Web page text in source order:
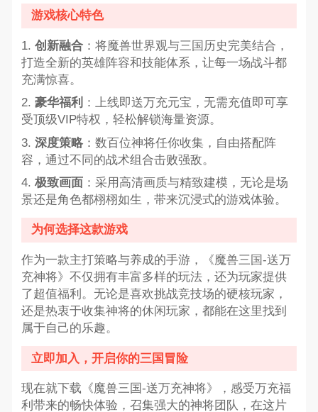
游戏核心特色
1. 创新融合：将魔兽世界观与三国历史完美结合，
打造全新的英雄阵容和技能体系，让每一场战斗都
充满惊喜。
2. 豪华福利 ：上线即送万充元宝，无需充值即可享
受顶级VIP特权，轻松解锁海量资源。
3. 深度策略：数百位神将任你收集，自由搭配阵
容，通过不同的战术组合击败强敌。
4. 极致画面：采用高清画质与精致建模，无论是场
景还是角色都栩栩如生，带来沉浸式的游戏体验。
为何选择这款游戏
作为一款主打策略与养成的手游，《魔兽三国-送万
充神将》不仅拥有丰富多样的玩法，还为玩家提供
了超值福利。无论是喜欢挑战竞技场的硬核玩家，
还是热衷于收集神将的休闲玩家，都能在这里找到
属于自己的乐趣。
立即加入，开启你的三国冒险
现在就下载《魔兽三国-送万充神将》，感受万充福
利带来的畅快体验，召集强大的神将团队，在这片